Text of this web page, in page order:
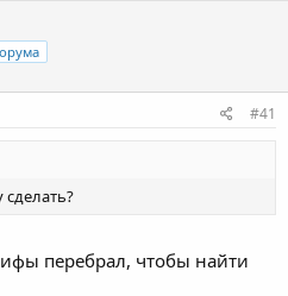
#41
сделать?
перебрал, чтобы найти